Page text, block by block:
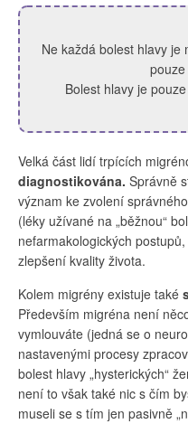
Ne každá bolest hlavy
Bolest hlavy je
Velká část lidí trpících
diagnostikována. Správně
význam ke zvolení
(léky užívané na „běžnou“
nefarmakologických
zlepšení kvality života.
Kolem migrény existuje také
Především migréna není
vymlouváte (jedná se o
nastavenými procesy
bolest hlavy „hysterických“
není to však také nic s čím
museli se s tím jen pasivně